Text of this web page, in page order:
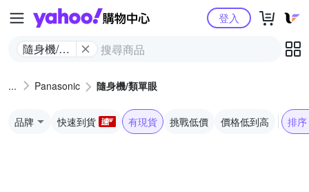
Yahoo購物中心
隨身機/類
登入
Panasonic 隨身機/類單眼
品牌 快速到貨 有現貨 挑戰低價 價格低到高 排序